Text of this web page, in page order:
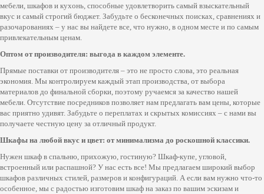
мебели, шкафов и кухонь, способные удовлетворить самый взыскательный
вкус и самый строгий бюджет. Забудьте о бесконечных поисках, сравнениях и
разочарованиях – у нас вы найдете все, что нужно, в одном месте и по самым
привлекательным ценам.
Оптом от производителя: выгода в каждом элементе.
Прямые поставки от производителя – это не просто слова, это реальная
экономия. Мы контролируем каждый этап производства, от выбора
материалов до финальной сборки, поэтому ручаемся за качество нашей
мебели. Отсутствие посредников позволяет нам предлагать вам цены, которые
вас приятно удивят. Забудьте о переплатах и скрытых комиссиях – с нами вы
получаете честную цену за отличный продукт.
Шкафы на любой вкус и цвет: от минимализма до роскошной классики.
Нужен шкаф в спальню, прихожую, гостиную? Шкаф-купе, угловой,
встроенный или распашной? У нас есть все! Мы предлагаем широкий выбор
шкафов различных стилей, размеров и конфигураций. А если вам нужно что-то
особенное, мы с радостью изготовим шкаф на заказ по вашим эскизам и